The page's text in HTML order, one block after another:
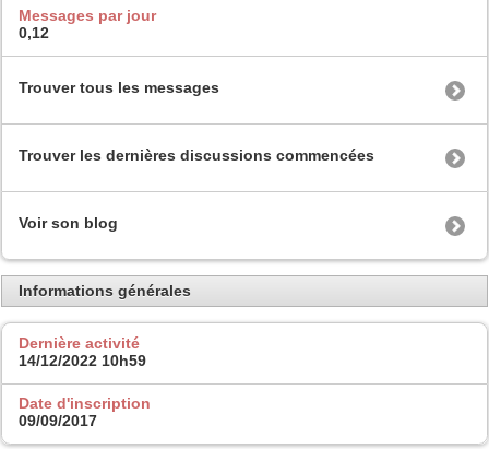
Messages par jour
0,12
Trouver tous les messages
Trouver les dernières discussions commencées
Voir son blog
Informations générales
Dernière activité
14/12/2022 10h59
Date d'inscription
09/09/2017